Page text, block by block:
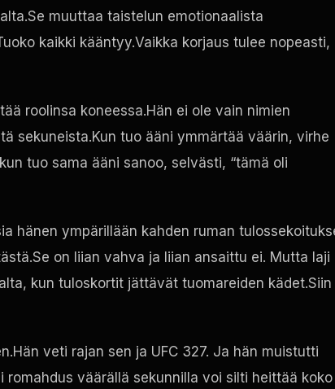
muuttaa taistelun emotionaalista
kaikki kääntyy.Vaikka korjaus tulee nopeasti,
roolinsa koneessa.Hän ei ole vain nimien
sekuneista.Kun tuo ääni ymmärtää väärin, virhe
tuo sama ääni sanoo, selvästi, “tämä oli
hänen ympärillään kahden ruman
on liian vahva ja liian ansaittu ei. Mutta laji
kun tuloskortit jättävät tuomareiden kädet.Siin
veti rajan sen ja UFC 327. Ja hän muistutti
väärällä sekunnilla voi silti heittää koko